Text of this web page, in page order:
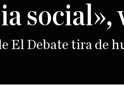
social»,
El Debate tira de